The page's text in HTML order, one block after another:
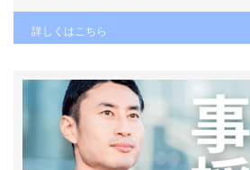
詳しくはこちら